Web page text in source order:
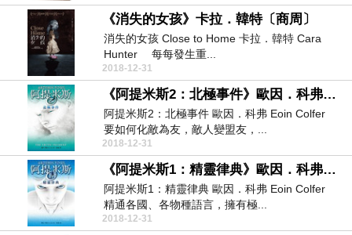
《消失的女孩》卡拉．韓特〔商周〕
消失的女孩 Close to Home 卡拉．韓特 Cara
Hunter 每每發生重...
2018-12-31
《阿提米斯2：北極事件》歐因．科弗〔博識圖書〕
阿提米斯2：北極事件 歐因．科弗 Eoin Colfer
要如何化敵為友，敵人變盟友，...
2018-12-31
《阿提米斯1：精靈律典》歐因．科弗〔博識圖書〕
阿提米斯1：精靈律典 歐因．科弗 Eoin Colfer
精通各國、各物種語言，擁有極...
2018-12-31